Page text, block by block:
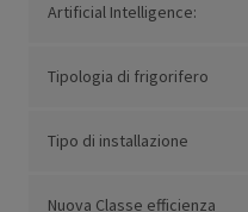
Artificial Intelligence:
Tipologia di frigorifero
Tipo di installazione
Nuova Classe efficienza